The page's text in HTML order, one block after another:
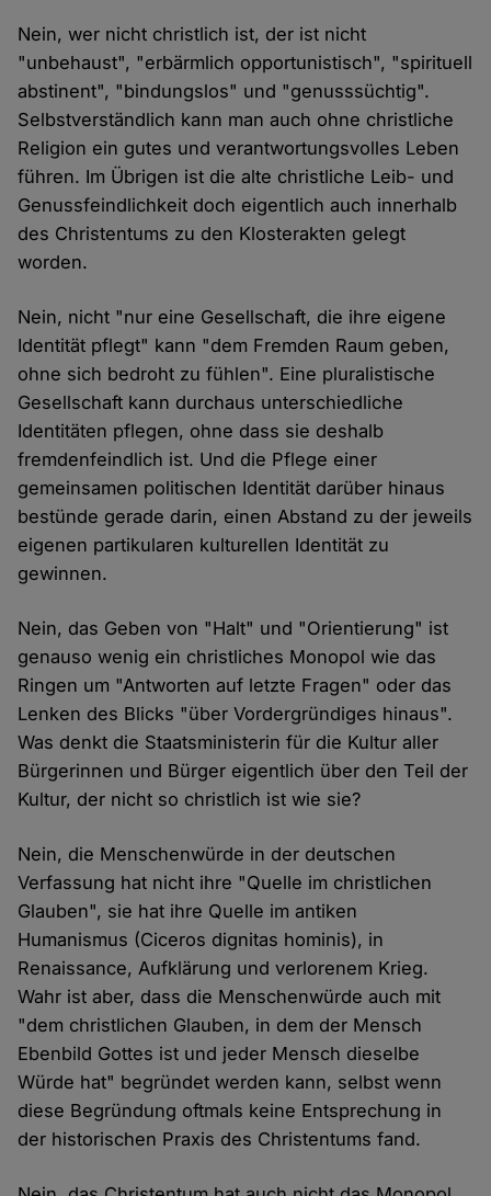
Nein, wer nicht christlich ist, der ist nicht
"unbehaust", "erbärmlich opportunistisch", "spirituell
abstinent", "bindungslos" und "genusssüchtig".
Selbstverständlich kann man auch ohne christliche
Religion ein gutes und verantwortungsvolles Leben
führen. Im Übrigen ist die alte christliche Leib- und
Genussfeindlichkeit doch eigentlich auch innerhalb
des Christentums zu den Klosterakten gelegt
worden.
Nein, nicht "nur eine Gesellschaft, die ihre eigene
Identität pflegt" kann "dem Fremden Raum geben,
ohne sich bedroht zu fühlen". Eine pluralistische
Gesellschaft kann durchaus unterschiedliche
Identitäten pflegen, ohne dass sie deshalb
fremdenfeindlich ist. Und die Pflege einer
gemeinsamen politischen Identität darüber hinaus
bestünde gerade darin, einen Abstand zu der jeweils
eigenen partikularen kulturellen Identität zu
gewinnen.
Nein, das Geben von "Halt" und "Orientierung" ist
genauso wenig ein christliches Monopol wie das
Ringen um "Antworten auf letzte Fragen" oder das
Lenken des Blicks "über Vordergründiges hinaus".
Was denkt die Staatsministerin für die Kultur aller
Bürgerinnen und Bürger eigentlich über den Teil der
Kultur, der nicht so christlich ist wie sie?
Nein, die Menschenwürde in der deutschen
Verfassung hat nicht ihre "Quelle im christlichen
Glauben", sie hat ihre Quelle im antiken
Humanismus (Ciceros dignitas hominis), in
Renaissance, Aufklärung und verlorenem Krieg.
Wahr ist aber, dass die Menschenwürde auch mit
"dem christlichen Glauben, in dem der Mensch
Ebenbild Gottes ist und jeder Mensch dieselbe
Würde hat" begründet werden kann, selbst wenn
diese Begründung oftmals keine Entsprechung in
der historischen Praxis des Christentums fand.